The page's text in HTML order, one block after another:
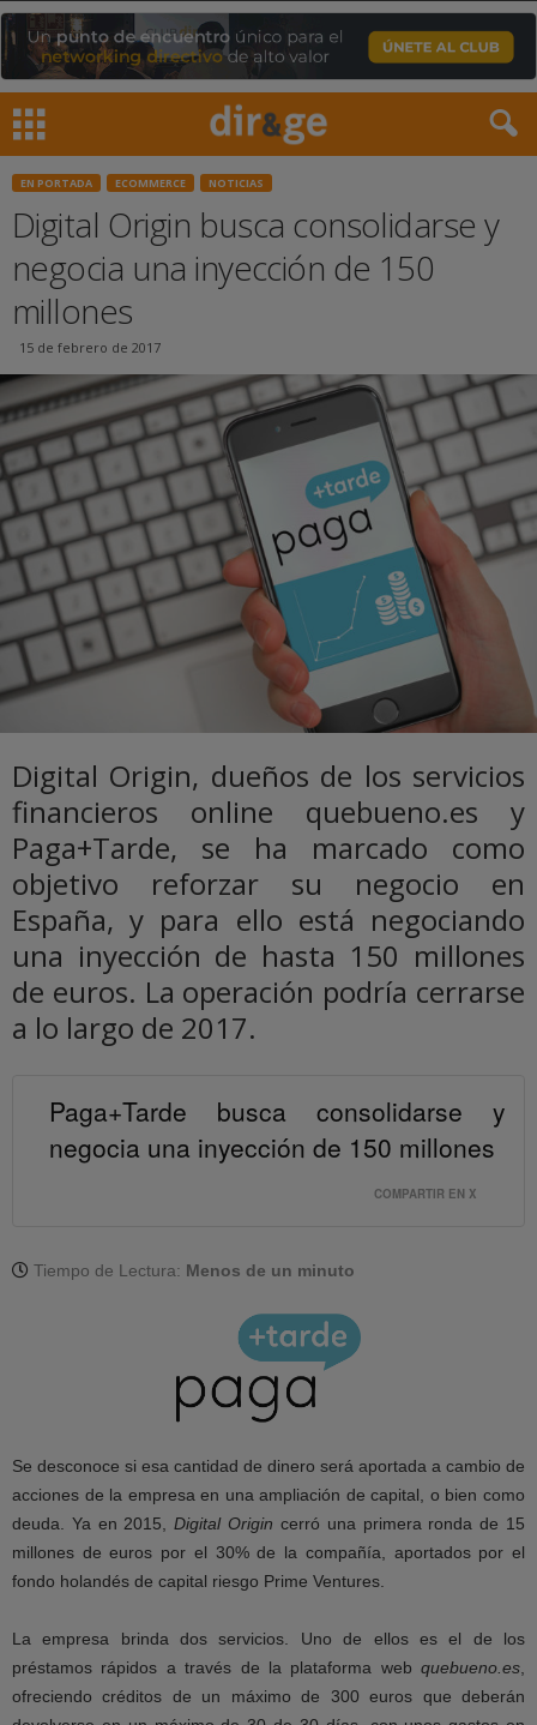
EN PORTADA ECOMMERCE NOTICIAS
Digital Origin busca consolidarse y
negocia una inyección de 150
millones
15 de febrero de 2017
Digital Origin, dueños de los servicios
financieros online quebueno.es y
Paga+Tarde, se ha marcado como
objetivo reforzar su negocio en
España, y para ello está negociando
una inyección de hasta 150 millones
de euros. La operación podría cerrarse
a lo largo de 2017.
Paga+Tarde busca consolidarse y
negocia una inyección de 150 millones
COMPARTIR EN X
Tiempo de Lectura: Menos de un minuto
Se desconoce si esa cantidad de dinero será aportada a cambio de
acciones de la empresa en una ampliación de capital, o bien como
deuda. Ya en 2015,Digital Origin cerró una primera ronda de 15
millones de euros por el 30% de la compañía, aportados por el
fondo holandés de capital riesgo Prime Ventures.
La empresa brinda dos servicios. Uno de ellos es el de los
préstamos rápidos a través de la plataforma web quebueno.es
ofreciendo créditos de un máximo de 300 euros que deberán